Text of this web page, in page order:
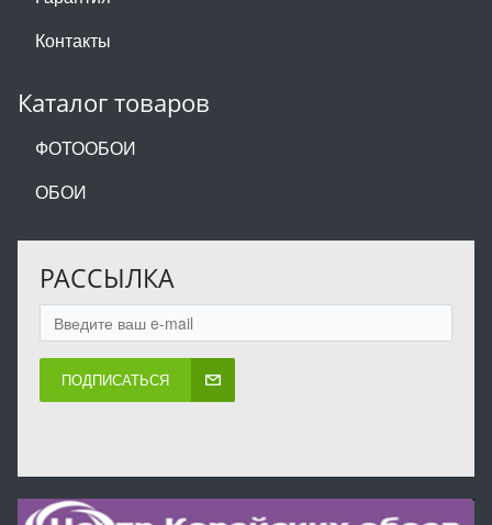
Контакты
Каталог товаров
ФОТООБОИ
ОБОИ
РАССЫЛКА
ПОДПИСАТЬСЯ